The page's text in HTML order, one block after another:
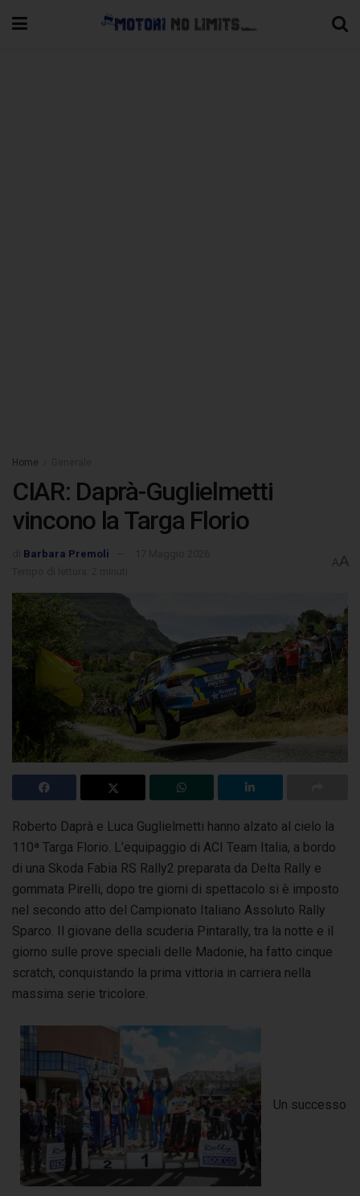
Home
CIAR: Daprà-Guglielmetti
vincono la Targa Florio
Barbara Premoli
AA
Roberto Daprà e Luca Guglielmetti hanno alzato al cielo la
110ª Targa Florio. L’equipaggio di ACI Team Italia, a bordo
di una Skoda Fabia RS Rally2 preparata da Delta Rally e
gommata Pirelli, dopo tre giorni di spettacolo si è imposto
nel secondo atto del Campionato Italiano Assoluto Rally
Sparco. Il giovane della scuderia Pintarally, tra la notte e il
giorno sulle prove speciali delle Madonie, ha fatto cinque
scratch, conquistando la prima vittoria in carriera nella
massima serie tricolore.
Un successo